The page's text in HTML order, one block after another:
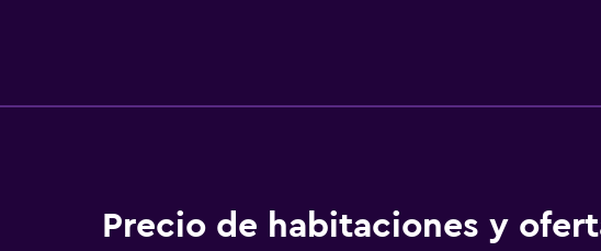
de negocios incluyen escritorio y teléfono. Las habitaciones
Precio de habitaciones y